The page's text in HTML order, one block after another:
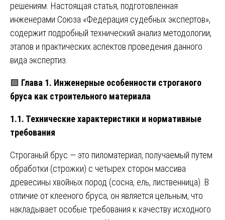
решениям. Настоящая статья, подготовленная
инженерами Союза «Федерация судебных экспертов»,
содержит подробный технический анализ методологии,
этапов и практических аспектов проведения данного
вида экспертиз.
🟩 Глава 1. Инженерные особенности строганого
бруса как строительного материала
1.1. Технические характеристики и нормативные
требования
Строганый брус — это пиломатериал, получаемый путем
обработки (строжки) с четырех сторон массива
древесины хвойных пород (сосна, ель, лиственница). В
отличие от клееного бруса, он является цельным, что
накладывает особые требования к качеству исходного